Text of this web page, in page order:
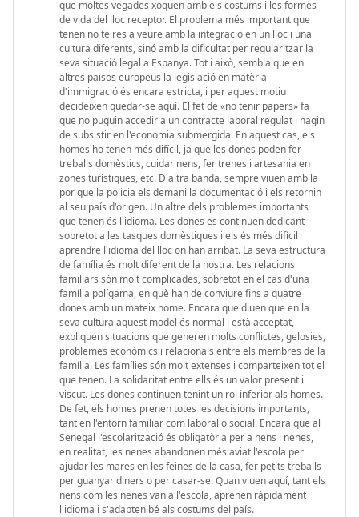
que moltes vegades xoquen amb els costums i les formes
de vida del lloc receptor. El problema més important que
tenen no té res a veure amb la integració en un lloc i una
cultura diferents, sinó amb la dificultat per regularitzar la
seva situació legal a Espanya. Tot i això, sembla que en
altres països europeus la legislació en matèria
d'immigració és encara estricta, i per aquest motiu
decideixen quedar-se aquí. El fet de «no tenir papers» fa
que no puguin accedir a un contracte laboral regulat i hagin
de subsistir en l'economia submergida. En aquest cas, els
homes ho tenen més difícil, ja que les dones poden fer
treballs domèstics, cuidar nens, fer trenes i artesania en
zones turístiques, etc. D'altra banda, sempre viuen amb la
por que la policia els demani la documentació i els retornin
al seu país d'origen. Un altre dels problemes importants
que tenen és l'idioma. Les dones es continuen dedicant
sobretot a les tasques domèstiques i els és més difícil
aprendre l'idioma del lloc on han arribat. La seva estructura
de família és molt diferent de la nostra. Les relacions
familiars són molt complicades, sobretot en el cas d'una
família polígama, en què han de conviure fins a quatre
dones amb un mateix home. Encara que diuen que en la
seva cultura aquest model és normal i està acceptat,
expliquen situacions que generen molts conflictes, gelosies,
problemes econòmics i relacionals entre els membres de la
família. Les famílies són molt extenses i comparteixen tot el
que tenen. La solidaritat entre ells és un valor present i
viscut. Les dones continuen tenint un rol inferior als homes.
De fet, els homes prenen totes les decisions importants,
tant en l'entorn familiar com laboral o social. Encara que al
Senegal l'escolarització és obligatòria per a nens i nenes,
en realitat, les nenes abandonen més aviat l'escola per
ajudar les mares en les feines de la casa, fer petits treballs
per guanyar diners o per casar-se. Quan viuen aquí, tant els
nens com les nenes van a l'escola, aprenen ràpidament
l'idioma i s'adapten bé als costums del país.